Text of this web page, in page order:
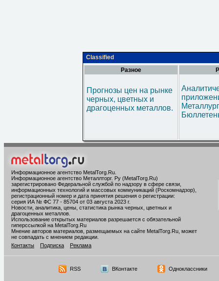
Classified
Разное
Прогнозы цен на рынке
черных, цветных и
драгоценных металлов.
Информационное агентство MetalTorg.Ru
Информационное агентство Металлторг. Ру (MetalTorg.Ru)
зарегистрировано Федеральной службой по надзору в сфере связи,
информационных технологий и массовых коммуникаций (Роскомнадзор),
регистрационный номер и дата принятия решения о регистрации:
серия ИА № ФС 77 - 85704 от 03 августа 2023 г.
Новости, аналитика, цены, статистика рынка черных, цветных и
драгоценных металлов.
Использование открытых материалов разрешается с обязательной
гиперссылкой на MetalTorg.Ru
Мнение авторов материалов, размещаемых на сайте MetalTorg.Ru, может
не совпадать с мнением редакции.
Контакты
Подписка Реклама
RSS ВКонтакте Одноклассники